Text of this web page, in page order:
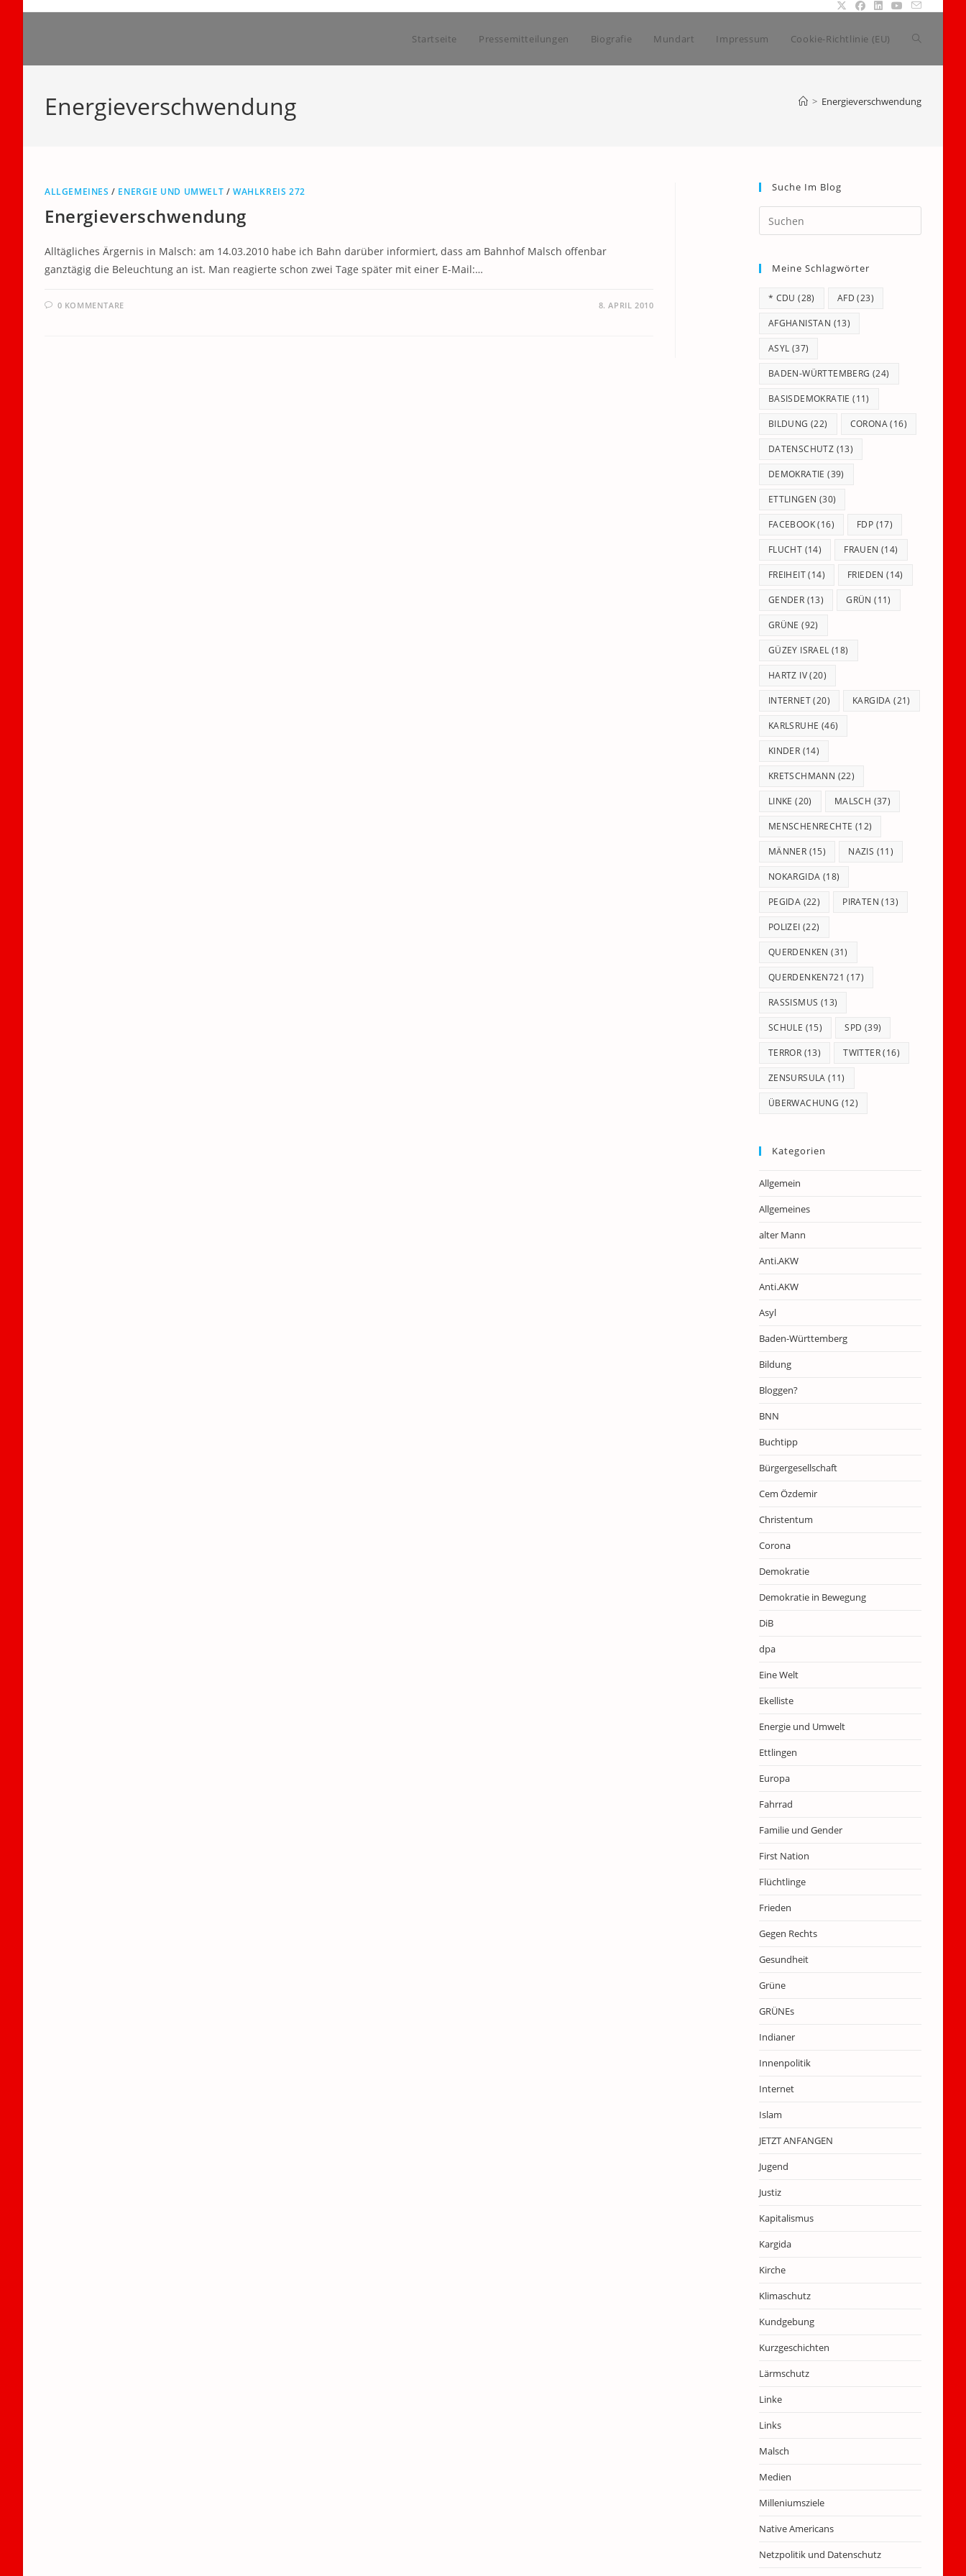
Startseite Pressemitteilungen Biografie Mundart Impressum Cookie-Richtlinie (EU) Website-
Energieverschwendung > Energieverschwendung
ALLGEMEINES / ENERGIE UND UMWELT /WAHLKREIS 272
Energieverschwendung
Alltägliches Ärgernis in Malsch: am 14.03.2010 habe ich Bahn darüber informiert, dass am Bahnhof Malsch offenbar
ganztägig die Beleuchtung an ist. Man reagierte schon zwei Tage später mit einer E-Mail:…
0 KOMMENTARE 8. APRIL 2010
Suche Im Blog
Escape
Meine Schlagwörter
* CDU (28) AFD (23)
AFGHANISTAN (13)
ASYL (37)
BADEN-WÜRTTEMBERG (24)
BASISDEMOKRATIE (11)
BILDUNG (22) CORONA(16)
DATENSCHUTZ (13)
DEMOKRATIE (39)
ETTLINGEN (30)
FACEBOOK(16) FDP (17)
FLUCHT (14) FRAUEN (14)
FREIHEIT(14) FRIEDEN (14)
GENDER (13) GRÜN (11)
GRÜNE (92)
GÜZEY ISRAEL (18)
HARTZ IV(20)
INTERNET(20) KARGIDA (21)
KARLSRUHE (46)
KINDER (14)
KRETSCHMANN (22)
LINKE (20) MALSCH (37)
MENSCHENRECHTE (12)
MÄNNER (15) NAZIS (11)
NOKARGIDA (18)
PEGIDA (22) PIRATEN (13)
POLIZEI (22)
QUERDENKEN (31)
QUERDENKEN721 (17)
RASSISMUS (13)
SCHULE (15) SPD (39)
TERROR (13) TWITTER(16)
ZENSURSULA (11)
ÜBERWACHUNG (12)
Kategorien
Allgemein
Allgemeines
alter Mann
Anti.AKW
Anti.AKW
Asyl
Baden-Württemberg
Bildung
Bloggen?
BNN
Buchtipp
Bürgergesellschaft
Cem Özdemir
Christentum
Corona
Demokratie
Demokratie in Bewegung
DiB
dpa
Eine Welt
Ekelliste
Energie und Umwelt
Ettlingen
Europa
Fahrrad
Familie und Gender
First Nation
Flüchtlinge
Frieden
Gegen Rechts
Gesundheit
Grüne
GRÜNEs
Indianer
Innenpolitik
Internet
Islam
JETZT ANFANGEN
Jugend
Justiz
Kapitalismus
Kargida
Kirche
Klimaschutz
Kundgebung
Kurzgeschichten
Lärmschutz
Linke
Links
Malsch
Medien
Milleniumsziele
Native Americans
Netzpolitik und Datenschutz